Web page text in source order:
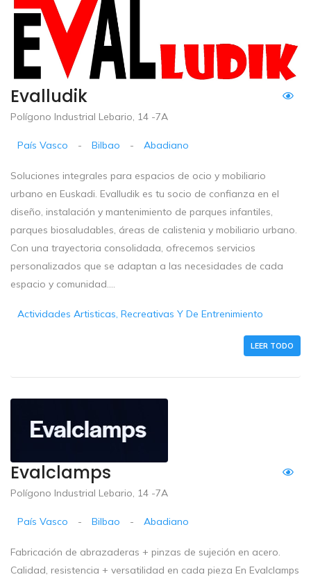
Evalludik
Polígono Industrial Lebario, 14 -7A
País Vasco - Bilbao - Abadiano
Soluciones integrales para espacios de ocio y mobiliario
urbano en Euskadi. Evalludik es tu socio de confianza en el
diseño, instalación y mantenimiento de parques infantiles,
parques biosaludables, áreas de calistenia y mobiliario urbano.
Con una trayectoria consolidada, ofrecemos servicios
personalizados que se adaptan a las necesidades de cada
espacio y comunidad....
Actividades Artisticas, Recreativas Y De Entrenimiento
LEER TODO
Evalclamps
Polígono Industrial Lebario, 14 -7A
País Vasco - Bilbao - Abadiano
Fabricación de abrazaderas + pinzas de sujeción en acero.
Calidad, resistencia + versatilidad en cada pieza En Evalclamps